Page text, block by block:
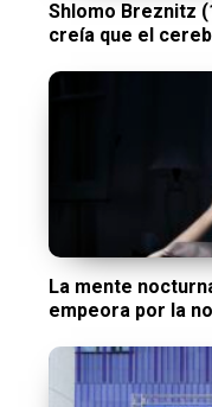
Shlomo Breznitz
creía que el
La mente
empeora por la